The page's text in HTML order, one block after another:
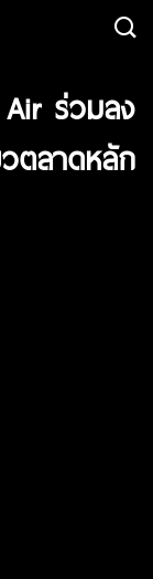
ร่วมลง
ตลาดหลัก